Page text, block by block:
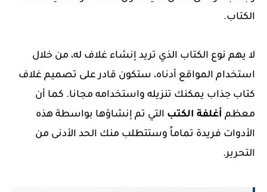
الكتاب.
لا يهم نوع الكتاب الذي تريد إنشاء غلاف له، من خلال
استخدام المواقع أدناه، ستكون قادر على تصميم غلاف
كتاب جذاب يمكنك تنزيله واستخدامه مجانا. كما أن
معظم أغلفة الكتب التي تم إنشاؤها بواسطة هذه
الأدوات فريدة تماماً وستتطلب منك الحد الأدنى من
التحرير.